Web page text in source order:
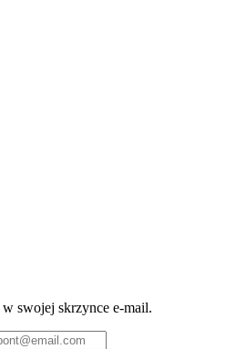
swojej skrzynce e-mail.